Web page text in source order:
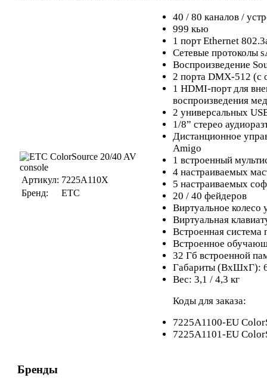
Артикул: 7225A110X
Бренд:
ETC
40 / 80 каналов /
999 кью
1 порт Ethernet
Сетевые протоколы
Воспроизведение
2 порта DMX-512 (с
1 HDMI-порт для
воспроизведения
2 универсальных
1/8” стерео
Дистанционное
Amigo
1 встроенный
4 настраиваемых
5 настраиваемых
20 / 40 фейдеров
Виртуальное колесо
Виртуальная
Встроенная
Встроенное
32 Гб встроенной
Габариты (ВхШхГ):
Вес: 3,1 / 4,3 кг
Коды для заказа:
7225A1100-EU
7225A1101-EU
Бренды